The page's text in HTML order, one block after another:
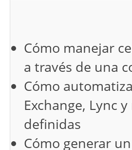
Cómo manejar
a través de una
Cómo
Exchange, Lync
definidas
Cómo generar